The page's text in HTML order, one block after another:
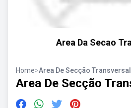
Area Da Secao
Home>Area De Secção Transversal
Area De Secção